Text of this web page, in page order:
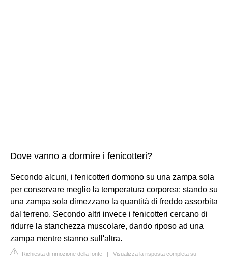
Dove vanno a dormire i fenicotteri?
Secondo alcuni, i fenicotteri dormono su una zampa sola
per conservare meglio la temperatura corporea: stando su
una zampa sola dimezzano la quantità di freddo assorbita
dal terreno. Secondo altri invece i fenicotteri cercano di
ridurre la stanchezza muscolare, dando riposo ad una
zampa mentre stanno sull'altra.
Richiesta di rimozione della fonte | Visualizza la risposta completa su